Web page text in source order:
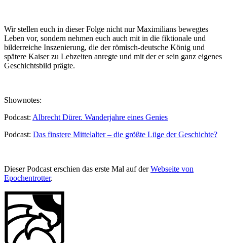
Wir stellen euch in dieser Folge nicht nur Maximilians bewegtes
Leben vor, sondern nehmen euch auch mit in die fiktionale und
bilderreiche Inszenierung, die der römisch-deutsche König und
spätere Kaiser zu Lebzeiten anregte und mit der er sein ganz eigenes
Geschichtsbild prägte.
Shownotes:
Podcast: Albrecht Dürer. Wanderjahre eines Genies
Podcast: Das finstere Mittelalter – die größte Lüge der Geschichte?
Dieser Podcast erschien das erste Mal auf derWebseite von
Epochentrotter.